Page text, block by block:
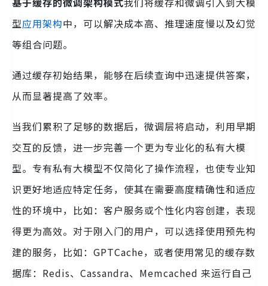
型应用架构中，可以解决成本高、推理速度慢以及幻觉
等组合问题。
通过缓存初始结果，能够在后续查询中迅速提供答案，
从而显著提高了效率。
当我们累积了足够的数据后，微调层将启动，利用早期
交互的反馈，进一步完善一个更为专业化的私有大模
型。专有私有大模型不仅简化了操作流程，也使专业知
识更好地适应特定任务，使其在需要高度精确性和适应
性的环境中，比如：客户服务或个性化内容创建，表现
得更为高效。对于刚入门的用户，可以选择使用预先构
建的服务，比如：GPTCache，或者使用常见的缓存数
据库：Redis、Cassandra、Memcached 来运行自己